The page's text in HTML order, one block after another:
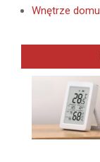
Wnętrze domu